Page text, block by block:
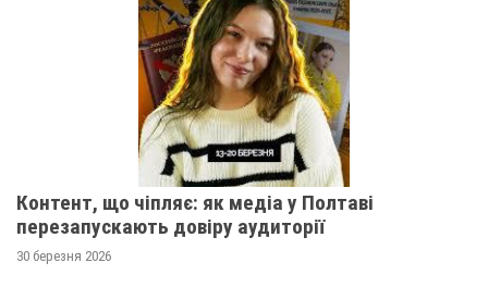
Контент, що чіпляє: як медіа у Полтаві
перезапускають довіру аудиторії
30 березня 2026